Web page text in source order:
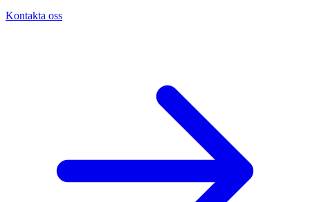
Kontakta oss